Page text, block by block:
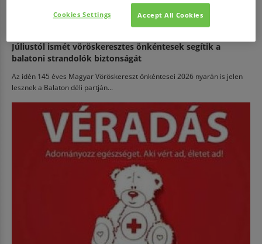
Júliustól ismét vöröskeresztes önkéntesek segítik a
balatoni strandolók biztonságát
Az idén 145 éves Magyar Vöröskereszt önkéntesei 2026 nyarán is jelen
lesznek a Balaton déli partján...
Accept All Cookies
Cookies Settings